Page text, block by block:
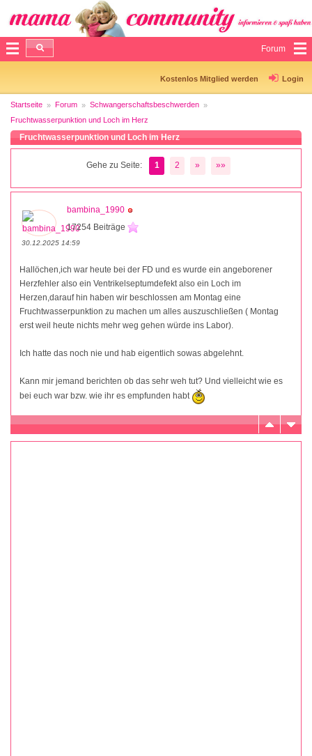
Forum
Kostenlos Mitglied werden Login
Startseite Forum
Schwangerschaftsbeschwerden
Fruchtwasserpunktion und Loch im Herz
Fruchtwasserpunktion und Loch im Herz
Gehe zu Seite: 1 2 » »»
bambina_1990
17254 Beiträge
30.12.2025 14:59
Hallöchen,ich war heute bei der FD und es wurde ein angeborener
Herzfehler also ein Ventrikelseptumdefekt also ein Loch im
Herzen,darauf hin haben wir beschlossen am Montag eine
Fruchtwasserpunktion zu machen um alles auszuschließen ( Montag
erst weil heute nichts mehr weg gehen würde ins Labor).
Ich hatte das noch nie und hab eigentlich sowas abgelehnt.
Kann mir jemand berichten ob das sehr weh tut? Und vielleicht wie es
bei euch war bzw. wie ihr es empfunden habt